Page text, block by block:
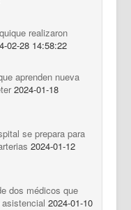
realizaron
02-28 14:58:22
aprenden nueva
2024-01-18
se prepara para
2024-01-12
dos médicos que
2024-01-10